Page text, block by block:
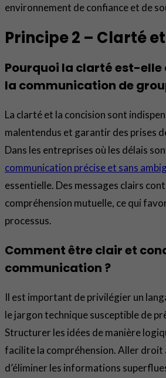
environnement de confiance et de
Principe 2 – Clarté
Pourquoi la clarté est-elle
la communication de
La clarté et la concision sont
malentendus et garantir des prises
Dans les entreprises où les délais
communication précise et sans
essentielle. Des messages clairs
compréhension mutuelle, ce qui
processus.
Comment être clair et
communication ?
Il est important de privilégier un
le jargon technique susceptible de
Structurer les idées de manière
facilite la compréhension. Aller droit
d’éliminer les informations